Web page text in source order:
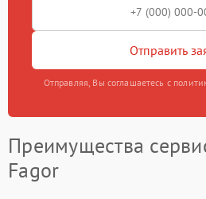
Отправить
Отправляя, Вы соглашаетесь с
Преимущества
Fagor